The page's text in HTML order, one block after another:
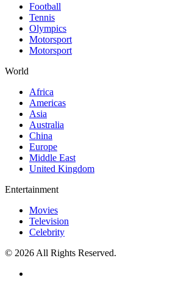
Football
Tennis
Olympics
Motorsport
Motorsport
World
Africa
Americas
Asia
Australia
China
Europe
Middle East
United Kingdom
Entertainment
Movies
Television
Celebrity
© 2026 All Rights Reserved.